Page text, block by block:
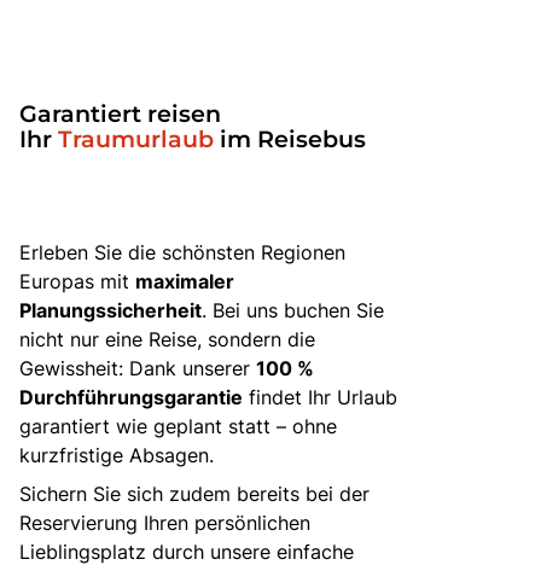
Garantiert reisen
Ihr Traumurlaub im Reisebus
Erleben Sie die schönsten Regionen
Europas mit maximaler
Planungssicherheit. Bei uns buchen Sie
nicht nur eine Reise, sondern die
Gewissheit: Dank unserer 100 %
Durchführungsgarantie findet Ihr Urlaub
garantiert wie geplant statt – ohne
kurzfristige Absagen.
Sichern Sie sich zudem bereits bei der
Reservierung Ihren persönlichen
Lieblingsplatz durch unsere einfache